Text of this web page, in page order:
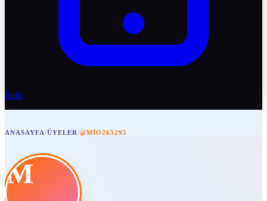
İndir
ANASAYFA/ÜYELER/@MIO265295
M